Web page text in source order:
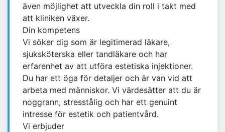
även möjlighet att utveckla din roll i takt med
att kliniken växer.
Din kompetens
Vi söker dig som är legitimerad läkare,
sjuksköterska eller tandläkare och har
erfarenhet av att utföra estetiska injektioner.
Du har ett öga för detaljer och är van vid att
arbeta med människor. Vi värdesätter att du är
noggrann, stresstålig och har ett genuint
intresse för estetik och patientvård.
Vi erbjuder